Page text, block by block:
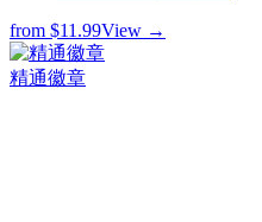
from $11.99View →
精通徽章